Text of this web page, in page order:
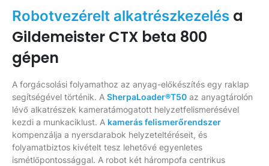
Robotvezérelt alkatrészkezelés a
Gildemeister CTX beta 800
gépen
A forgácsolási folyamathoz az anyag-előkészítés egy raklap
segítségével történik. A SherpaLoader®T50 az anyagtárolón
lévő alkatrészek kameratámogatott helyzetfelismerésével
kezdi a munkaciklust. A kamerás felismerőrendszer
kompenzálja a nyersdarabok helyzeteltéréseit, és
folyamatbiztos kivételt tesz lehetővé egyenletes
ismétlőpontossággal. A robot két hárompofa centrikus